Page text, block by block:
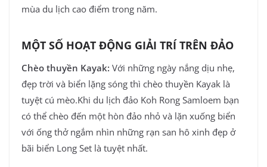
mùa du lịch cao điểm trong năm.
MỘT SỐ HOẠT ĐỘNG GIẢI TRÍ TRÊN ĐẢO
Chèo thuyền Kayak: Với những ngày nắng dịu nhẹ,
đẹp trời và biển lặng sóng thì chèo thuyền Kayak là
tuyệt cú mèo.Khi du lịch đảo Koh Rong Samloem bạn
có thể chèo đến một hòn đảo nhỏ và lặn xuống biển
với ống thở ngắm nhìn những rạn san hô xinh đẹp ở
bãi biển Long Set là tuyệt nhất.